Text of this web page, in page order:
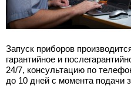
Запуск приборов
гарантийное и
24/7, консультацию по
до 10 дней с момента подачи